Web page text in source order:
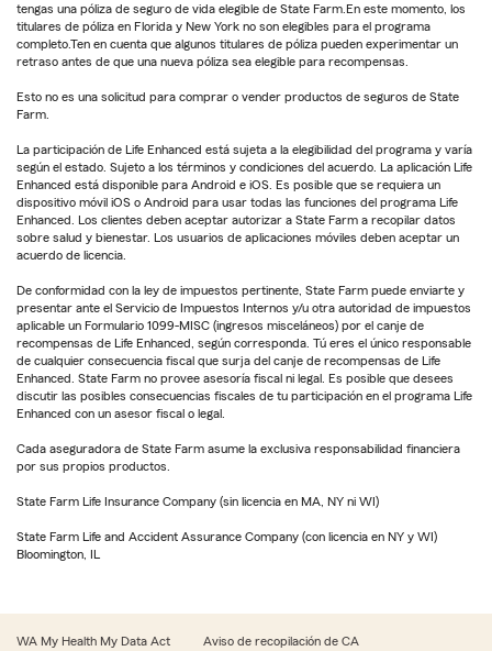
tengas una póliza de seguro de vida elegible de State Farm.En este momento, los
titulares de póliza en Florida y New York no son elegibles para el programa
completo.Ten en cuenta que algunos titulares de póliza pueden experimentar un
retraso antes de que una nueva póliza sea elegible para recompensas.
Esto no es una solicitud para comprar o vender productos de seguros de State
Farm.
La participación de Life Enhanced está sujeta a la elegibilidad del programa y varía
según el estado. Sujeto a los términos y condiciones del acuerdo. La aplicación Life
Enhanced está disponible para Android e iOS. Es posible que se requiera un
dispositivo móvil iOS o Android para usar todas las funciones del programa Life
Enhanced. Los clientes deben aceptar autorizar a State Farm a recopilar datos
sobre salud y bienestar. Los usuarios de aplicaciones móviles deben aceptar un
acuerdo de licencia.
De conformidad con la ley de impuestos pertinente, State Farm puede enviarte y
presentar ante el Servicio de Impuestos Internos y/u otra autoridad de impuestos
aplicable un Formulario 1099-MISC (ingresos misceláneos) por el canje de
recompensas de Life Enhanced, según corresponda. Tú eres el único responsable
de cualquier consecuencia fiscal que surja del canje de recompensas de Life
Enhanced. State Farm no provee asesoría fiscal ni legal. Es posible que desees
discutir las posibles consecuencias fiscales de tu participación en el programa Life
Enhanced con un asesor fiscal o legal.
Cada aseguradora de State Farm asume la exclusiva responsabilidad financiera
por sus propios productos.
State Farm Life Insurance Company (sin licencia en MA, NY ni WI)
State Farm Life and Accident Assurance Company (con licencia en NY y WI)
Bloomington, IL
WA My Health My Data Act Aviso de recopilación de CA